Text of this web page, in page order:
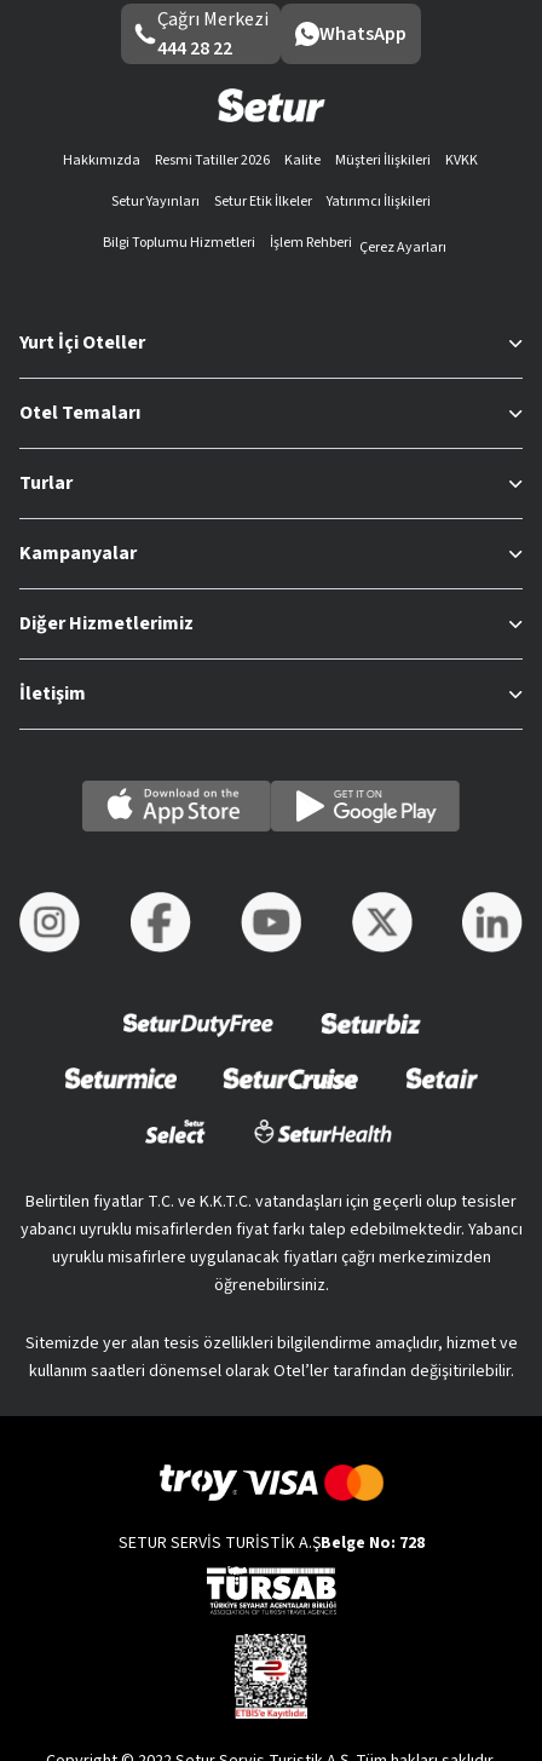
Çağrı Merkezi
444 28 22
WhatsApp
Hakkımızda Resmi Tatiller 2026 Kalite Müşteri İlişkileri
KVKK
Setur Yayınları
Setur Etik İlkeler
Yatırımcı İlişkileri
Bilgi Toplumu Hizmetleri
İşlem Rehberi Çerez Ayarları
Yurt İçi Oteller
Otel Temaları
Turlar
Kampanyalar
Diğer Hizmetlerimiz
İletişim
Belirtilen fiyatlar T.C. ve K.K.T.C. vatandaşları için geçerli olup tesisler
yabancı uyruklu misafirlerden fiyat farkı talep edebilmektedir. Yabancı
uyruklu misafirlere uygulanacak fiyatları çağrı merkezimizden
öğrenebilirsiniz.
Sitemizde yer alan tesis özellikleri bilgilendirme amaçlıdır, hizmet ve
kullanım saatleri dönemsel olarak Otel’ler tarafından değişitirilebilir.
SETUR SERVİS TURİSTİK A.ŞBelge No: 728